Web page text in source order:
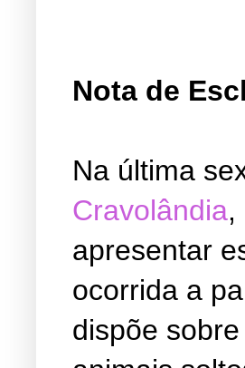
Nota de
Na última
Cravolândia,
apresentar
ocorrida a
dispõe